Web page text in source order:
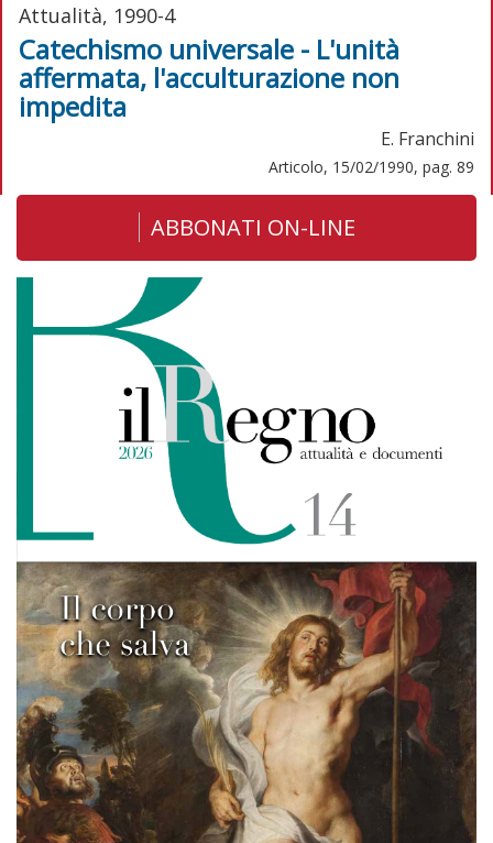
Attualità, 1990-4
Catechismo universale - L'unità
affermata, l'acculturazione non
impedita
E. Franchini
Articolo, 15/02/1990, pag. 89
ABBONATI ON-LINE